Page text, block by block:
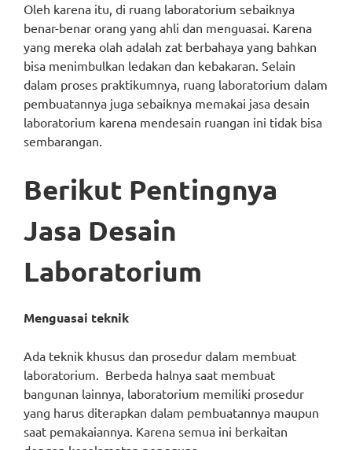
Oleh karena itu, di ruang laboratorium sebaiknya
benar-benar orang yang ahli dan menguasai. Karena
yang mereka olah adalah zat berbahaya yang bahkan
bisa menimbulkan ledakan dan kebakaran. Selain
dalam proses praktikumnya, ruang laboratorium dalam
pembuatannya juga sebaiknya memakai jasa desain
laboratorium karena mendesain ruangan ini tidak bisa
sembarangan.
Berikut Pentingnya
Jasa Desain
Laboratorium
Menguasai teknik
Ada teknik khusus dan prosedur dalam membuat
laboratorium. Berbeda halnya saat membuat
bangunan lainnya, laboratorium memiliki prosedur
yang harus diterapkan dalam pembuatannya maupun
saat pemakaiannya. Karena semua ini berkaitan